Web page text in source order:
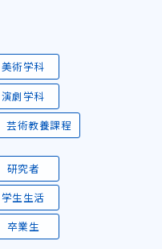
美術学科
演劇学科
芸術教養課程
研究者
学生生活
卒業生